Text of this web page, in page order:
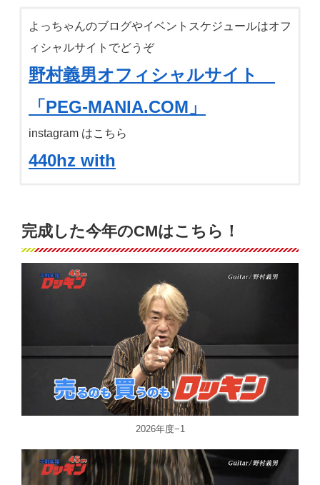
よっちゃんのブログやイベントスケジュールはオフ
ィシャルサイトでどうぞ
野村義男オフィシャルサイト
「PEG-MANIA.COM」
instagram はこちら
440hz with
完成した今年のCMはこちら！
2026年度−1